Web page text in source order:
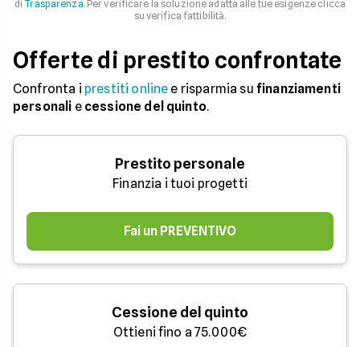
di Trasparenza. Per verificare la soluzione adatta alle tue esigenze clicca
su verifica fattibilità.
Offerte di prestito confrontate
Confronta i prestiti online e risparmia su finanziamenti
personali e cessione del quinto.
Prestito personale
Finanzia i tuoi progetti
Fai un PREVENTIVO
Cessione del quinto
Ottieni fino a 75.000€